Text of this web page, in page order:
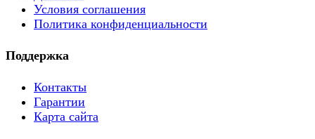
Условия соглашения
Политика конфиденциальности
Поддержка
Контакты
Гарантии
Карта сайта